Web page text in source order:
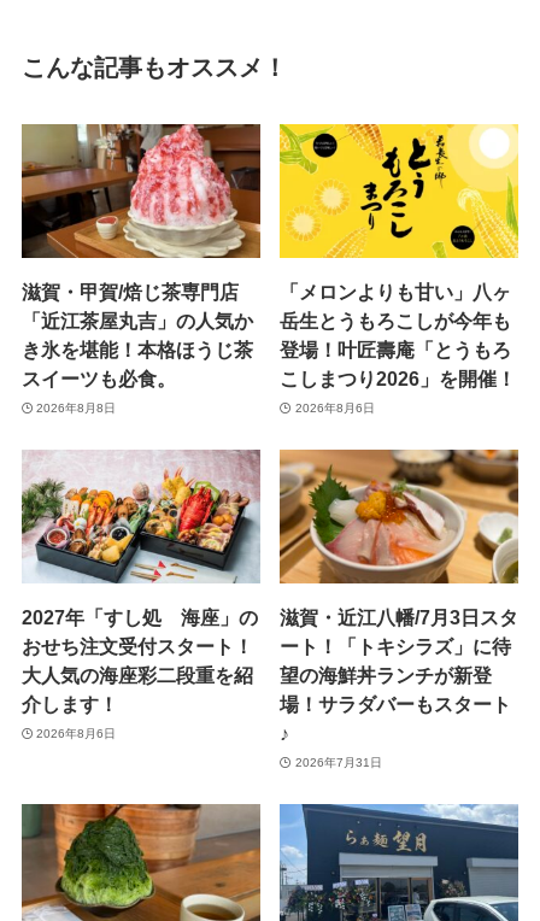
こんな記事もオススメ！
滋賀・甲賀/焙じ茶専門店
「近江茶屋丸吉」の人気か
き氷を堪能！本格ほうじ茶
スイーツも必食。
2026年8月8日
「メロンよりも甘い」八ヶ
岳生とうもろこしが今年も
登場！叶匠壽庵「とうもろ
こしまつり2026」を開催！
2026年8月6日
2027年「すし処 海座」の
おせち注文受付スタート！
大人気の海座彩二段重を紹
介します！
2026年8月6日
滋賀・近江八幡/7月3日スタ
ート！「トキシラズ」に待
望の海鮮丼ランチが新登
場！サラダバーもスタート
♪
2026年7月31日